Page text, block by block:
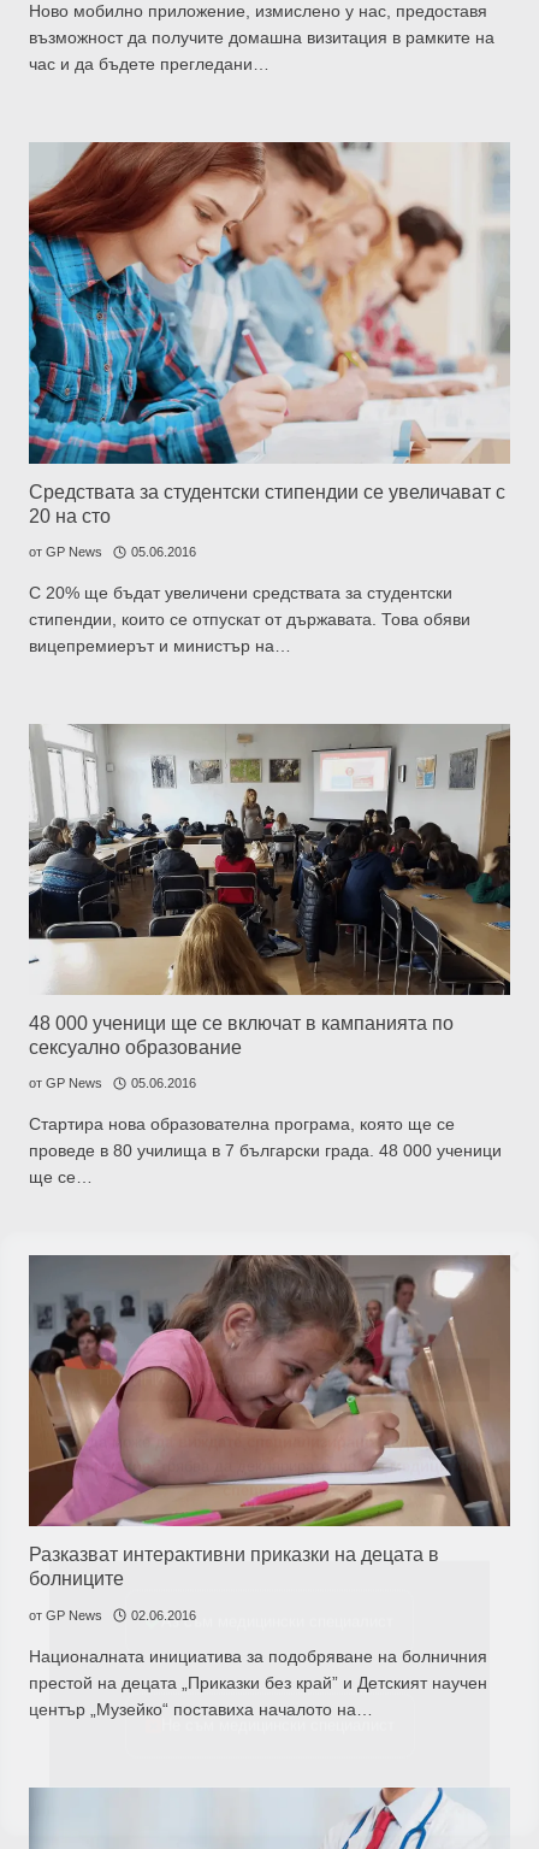
Ново мобилно приложение, измислено у нас, предоставя
възможност да получите домашна визитация в рамките на
час и да бъдете прегледани…
Средствата за студентски стипендии се увеличават с
20 на сто
от GP News 05.06.2016
С 20% ще бъдат увеличени средствата за студентски
стипендии, които се отпускат от държавата. Това обяви
вицепремиерът и министър на…
­­­48 000 ученици ще се включат в кампанията по
сексуално образование
от GP News 05.06.2016
Стартира нова образователна програма, която ще се
проведе в 80 училища в 7 български града. 48 000 ученици
ще се…
Разказват интерактивни приказки на децата в
болниците
от GP News 02.06.2016
Националната инициатива за подобряване на болничния
престой на децата „Приказки без край” и Детският научен
център „Музейко“ поставиха началото на…
GPNews
НОВИНИ ЗА ОБЩОПРАКТИКУВАЩИЯ ЛЕКАР
За да можеда виждате специализирано медицинско
съдържание
, трябва да декларирате, че стемедицински
специалист!
Аз съм медицински специалист
Не съм медицински специалист